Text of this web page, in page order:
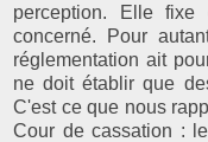
perception. Elle
concerné. Pour
réglementation ait
ne doit établir que
C'est ce que nous
Cour de cassation :